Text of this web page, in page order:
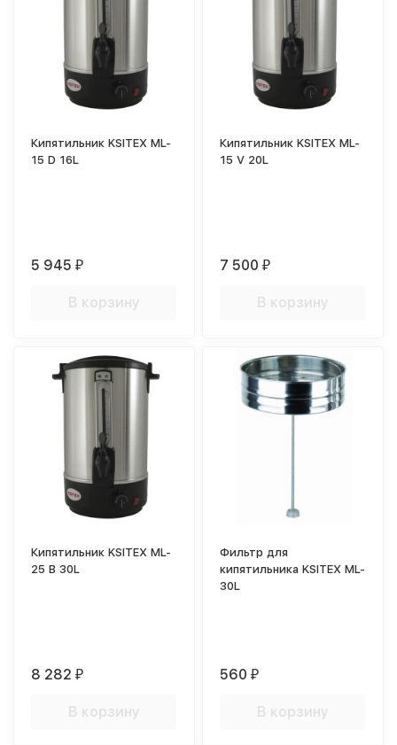
Кипятильник KSITEX ML-
15 D 16L
5 945₽
В корзину
Кипятильник KSITEX ML-
15 V 20L
7 500₽
В корзину
Кипятильник KSITEX ML-
25 B 30L
8 282₽
В корзину
Фильтр для
кипятильника KSITEX ML-
30L
560₽
В корзину